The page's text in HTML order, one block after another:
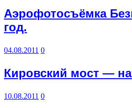
Аэрофотосъёмка
год.
04.08.2011 0
Кировский мост —
10.08.2011 0